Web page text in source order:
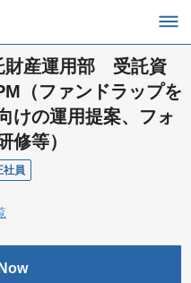
財産運用部 受託資
（ファンドラップを
けの運用提案、フォ
修等）
社員